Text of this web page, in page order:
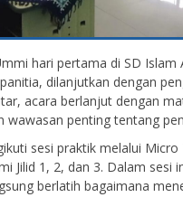
hari pertama di SD Islam
dilanjutkan dengan
acara berlanjut dengan
penting tentang
sesi praktik melalui Micro
Jilid 1, 2, dan 3. Dalam sesi
berlatih bagaimana
Guru Kelas